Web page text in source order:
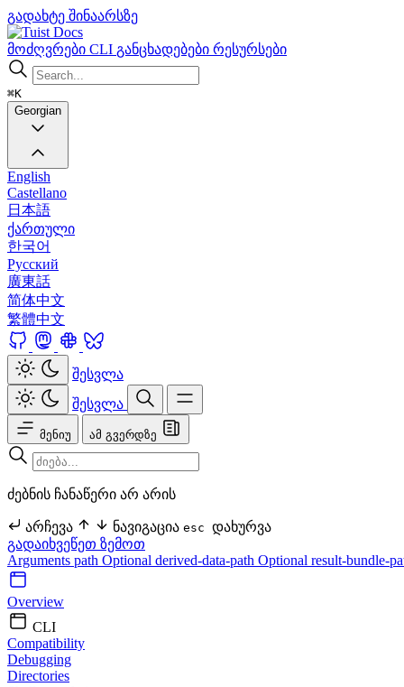
გადახტე შინაარსზე
Docs
მოძღვრები CLI განცხადებები რესურსები
⌘K
Georgian
English
Castellano
日本語
ქართული
한국어
Русский
廣東話
简体中文
繁體中文
შესვლა
შესვლა
მენიუ ამ გვერდზე
ძებნის ჩანაწერი არ არის
არჩევა ნავიგაცია esc დახურვა
გადაიხვეწეთ ზემოთ
Arguments path Optional derived-data-path Optional result-bundle-
Overview
CLI
Compatibility
Debugging
Directories